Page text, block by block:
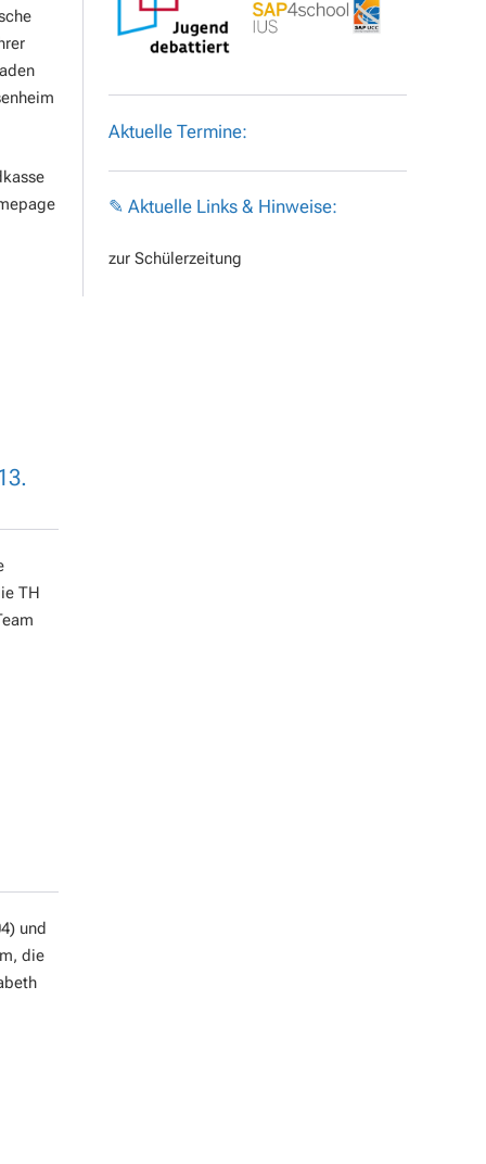
Aktuelle Termine:
✎ Aktuelle Links & Hinweise:
zur Schülerzeitung
TH
und
die